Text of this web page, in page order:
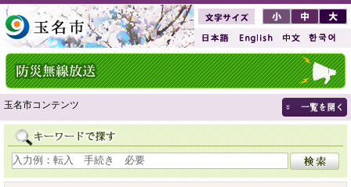
玉名市コンテンツ